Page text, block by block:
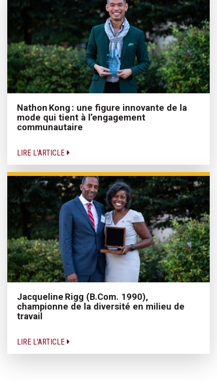
Nathon Kong : une figure innovante de la
mode qui tient à l’engagement
communautaire
LIRE L'ARTICLE
Jacqueline Rigg (B.Com. 1990),
championne de la diversité en milieu de
travail
LIRE L'ARTICLE